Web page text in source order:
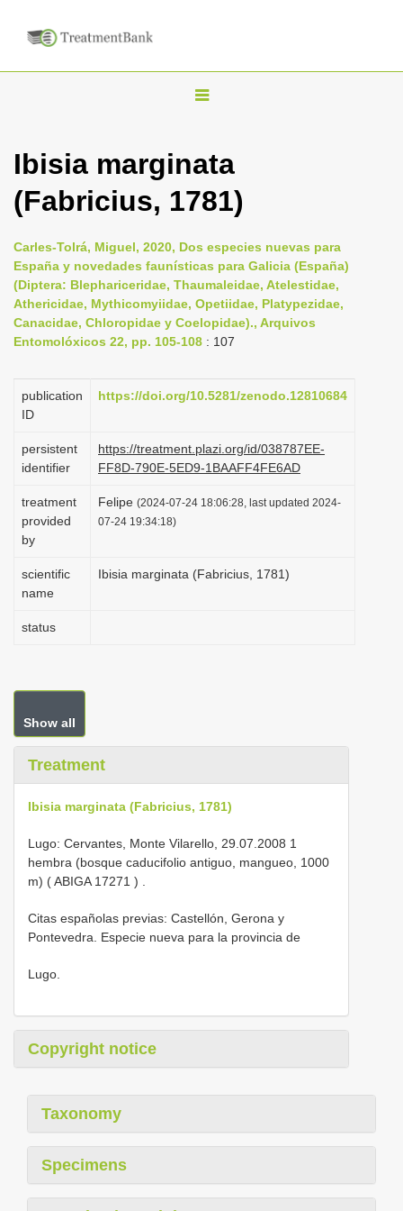
T
g
l
n
a
v
i
g
t
o
n
Ibisia marginata
(Fabricius, 1781)
Carles-Tolrá, Miguel, 2020, Dos especies nuevas para
España y novedades faunísticas para Galicia (España)
(Diptera: Blephariceridae, Thaumaleidae, Atelestidae,
Athericidae, Mythicomyiidae, Opetiidae, Platypezidae,
Canacidae, Chloropidae y Coelopidae)., Arquivos
Entomolóxicos 22, pp. 105-108 : 107
publication
ID
https://doi.org/10.5281/zenodo.12810684
persistent
identifier
https://treatment.plazi.org/id/038787EE-
FF8D-790E-5ED9-1BAAFF4FE6AD
treatment
provided
by
Felipe (2024-07-24 18:06:28, last updated 2024-
07-24 19:34:18)
scientific
name
Ibisia marginata (Fabricius, 1781)
status
Show all
Treatment
Ibisia marginata (Fabricius, 1781)
Lugo: Cervantes, Monte Vilarello, 29.07.2008 1
hembra (bosque caducifolio antiguo, mangueo, 1000
m) (ABIGA 17271 )
Citas españolas previas: Castellón, Gerona y
Pontevedra. Especie nueva para la provincia de
Lugo.
Copyright notice
Taxonomy
Specimens